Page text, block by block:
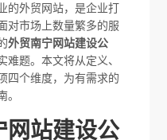
的外贸网站，是企业打
对市场上数量繁多的服
外贸南宁网站建设公
难题。本文将从定义、
四个维度，为有需求的
。
网站建设公